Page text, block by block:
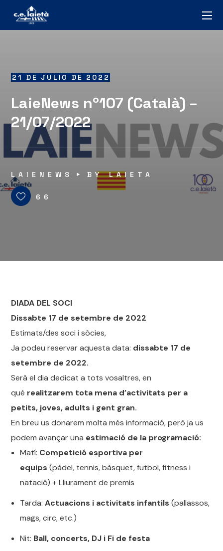
21 DE JULIO DE 2022
LaieNews nº107 (Català) –
21/07/2022
LAIENEWS BYLAIETA
66
DIADA DEL SOCI
Dissabte 17 de setembre de 2022
Estimats/des soci i sòcies,
Ja podeu reservar aquesta data: dissabte 17 de
setembre de 2022.
Serà el dia dedicat a tots vosaltres, en
què realitzarem tota mena d’activitats per a
petits, joves, adults i gent gran.
En breu us donarem molta més informació, però ja us
podem avançar una estimació de la programació:
Matí: Competició esportiva per
equips (pàdel, tennis, bàsquet, futbol, fitness i
natació) + Lliurament de premis
Tarda: Actuacions i activitats infantils (pallassos,
mags, circ, etc.)
Nit: Ball, concerts, DJ i Fi de festa